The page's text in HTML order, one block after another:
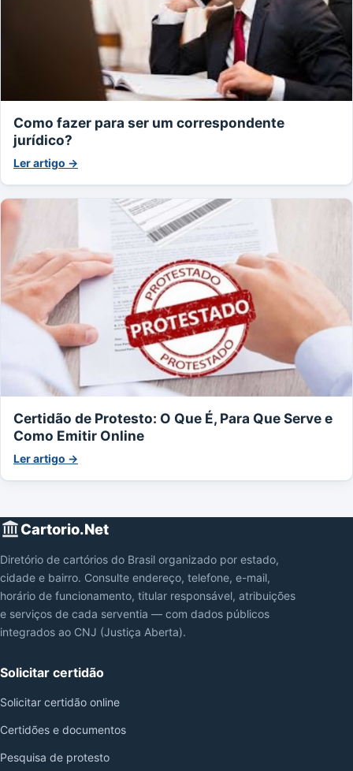
Como fazer para ser um correspondente
jurídico?
Ler artigo →
Certidão de Protesto: O Que É, Para Que Serve e
Como Emitir Online
Ler artigo →
Cartorio.Net
Diretório de cartórios do Brasil organizado por estado,
cidade e bairro. Consulte endereço, telefone, e-mail,
horário de funcionamento, titular responsável, atribuições
e serviços de cada serventia — com dados públicos
integrados ao CNJ (Justiça Aberta).
Solicitar certidão
Solicitar certidão online
Certidões e documentos
Pesquisa de protesto